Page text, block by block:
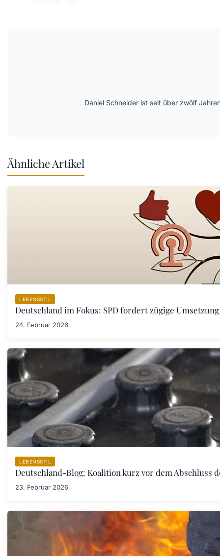
Daniel Schneider ist seit über zwölf
Ähnliche Artikel
LEBENSSTIL
Deutschland im Fokus: SPD fordert zügige
24. Februar 2026
LEBENSSTIL
Deutschland-Blog: Koalition kurz vor dem Abschluss
23. Februar 2026